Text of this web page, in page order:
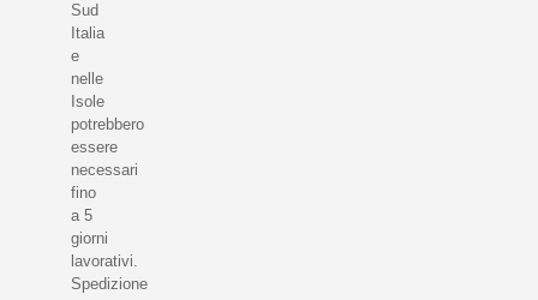
Sud
Italia
e
nelle
Isole
potrebbero
essere
necessari
fino
a 5
giorni
lavorativi.
Spedizione